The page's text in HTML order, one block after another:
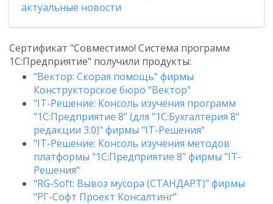
актуальные новости
Сертификат "Совместимо! Система программ
1С:Предприятие" получили продукты:
"Вектор: Скорая помощь" фирмы
Конструкторское бюро "Вектор"
"IT-Решение: Консоль изучения программ
"1С:Предприятие 8" (для "1С:Бухгалтерия 8"
редакции 3.0)" фирмы "IT-Решения"
"IT-Решение: Консоль изучения методов
платформы "1С:Предприятие 8" фирмы "IT-
Решения"
"RG-Soft: Вывоз мусора (СТАНДАРТ)" фирмы
"РГ-Софт Проект Консалтинг"